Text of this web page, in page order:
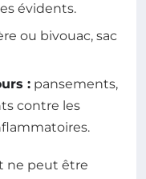
évidents.
ou bivouac, sac
: pansements,
contre les
ne peut être